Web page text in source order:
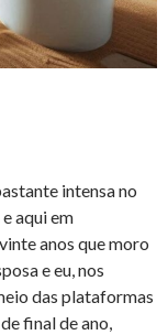
intensa no
aqui em
anos que moro
e eu, nos
das plataformas
final de ano,